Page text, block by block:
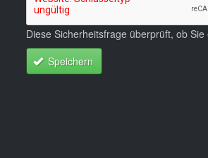
Diese Sicherheitsfrage überprüft, ob
Speichern